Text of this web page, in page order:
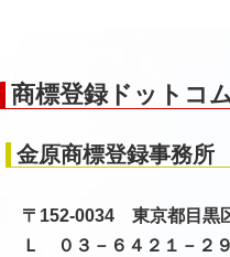
商標登録ドットコ
金原商標登録事務
〒152-0034 東京都目黒
Ｌ ０３－６４２１－２